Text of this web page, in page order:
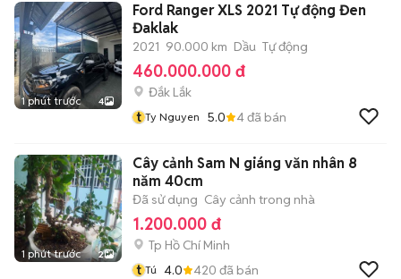
1 phút trước 4
Ford Ranger XLS 2021 Tự động Đen
Đaklak
2021 90.000 km Dầu Tự động
460.000.000 đ
Đắk Lắk
t Ty Nguyen 5.0 4đã bán
1 phút trước 2
Cây cảnh Sam N giáng văn nhân 8
năm 40cm
Đã sử dụng Cây cảnh trong nhà
1.200.000 đ
Tp Hồ Chí Minh
t Tú 4.0 420 đã bán